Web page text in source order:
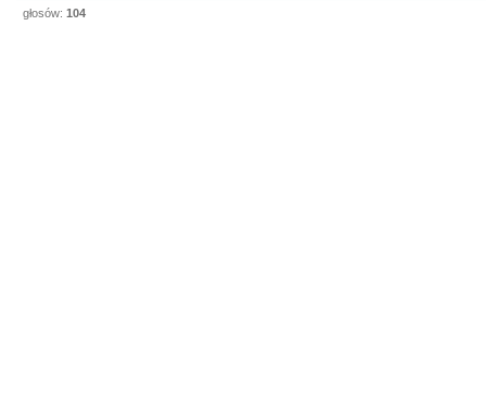
głosów: 104